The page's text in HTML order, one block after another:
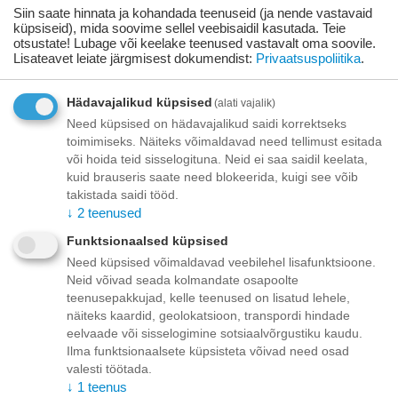
+
− Korvis
Kohaletoimetamine
Tasuta kohaletoimetamine teie ukse taha tellimustele üle
70.00 euro!
Saatmiskulud kuni 69,99 eurot:
Venipaki kullerteenus – 10.00 EUR
Unisend pakiautomaat - 3,50 eurot
Makse
Kirjeldus
Siin saate hinnata ja kohandada teenuseid (ja nende vastavaid
küpsiseid), mida soovime sellel veebisaidil kasutada. Teie
otsustate! Lubage või keelake teenused vastavalt oma soovile.
Lisateavet leiate järgmisest dokumendist: Privaatsuspoliitika.
Hädavajalikud küpsised (alati vajalik)
Need küpsised on hädavajalikud saidi korrektseks
toimimiseks. Näiteks võimaldavad need tellimust esitada
või hoida teid sisselogituna. Neid ei saa saidil keelata,
kuid brauseris saate need blokeerida, kuigi see võib
takistada saidi tööd.
↓ 2 teenused
Funktsionaalsed küpsised
Need küpsised võimaldavad veebilehel lisafunktsioone.
Neid võivad seada kolmandate osapoolte
teenusepakkujad, kelle teenused on lisatud lehele,
näiteks kaardid, geolokatsioon, transpordi hindade
eelvaade või sisselogimine sotsiaalvõrgustiku kaudu.
Ilma funktsionaalsete küpsisteta võivad need osad
valesti töötada.
↓ 1 teenus